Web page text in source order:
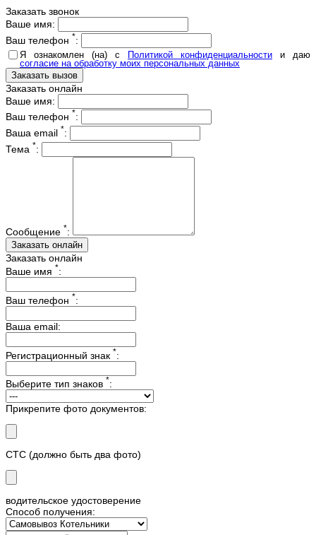
Заказать звонок
Ваше имя:
Ваш телефон *:
Я ознакомлен (на) с Политикой конфиденциальности и даю
согласие на обработку моих персональных данных
Заказать онлайн
Ваше имя:
Ваш телефон *:
Ваша email *:
Тема *:
Сообщение *:
Заказать онлайн
Ваше имя *:
Ваш телефон *:
Ваша email:
Регистрационный знак *:
Выберите тип знаков *:
Прикрепите фото документов:
СТС (должно быть два фото)
водительское удостоверение
Способ получения: